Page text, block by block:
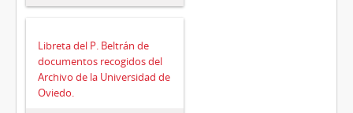
Libreta del P. Beltrán de
documentos recogidos del
Archivo de la Universidad de
Oviedo.